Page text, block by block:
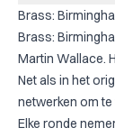
Brass:
Brass:
Martin Wallace.
Net als in het
netwerken om
Elke ronde